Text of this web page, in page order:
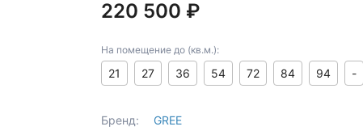
220 500 ₽
На помещение до (кв.м.):
21 27 36 54 72 84 94 -
Бренд:
GREE